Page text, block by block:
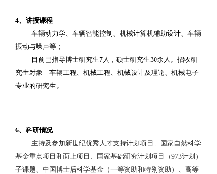
4、讲授课程
车辆动力学、车辆智能控制、机械计算机辅助设计、车辆
振动与噪声等；
目前已指导博士研究生7人，硕士研究生30余人。招收研
究生对象：车辆工程、机械工程、机械设计及理论、机械电子
专业的研究生。
6、科研情况
主持及参加新世纪优秀人才支持计划项目、国家自然科学
基金重点项目和面上项目、国家基础研究计划项目（973计划）
子课题、中 国 博士后科学基金（一等资助和特别资助）、高等